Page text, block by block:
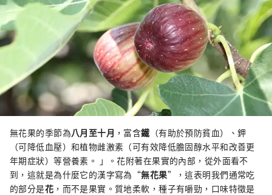
無花果的季節為八月至十月 ，富含鐵 （有助於預防貧血）、鉀
（可降低血壓）和植物雌激素（可有效降低膽固醇水平和改善更
年期症狀）等營養素。 」。花附著在果實的內部，從外面看不
到，這就是為什麼它的漢字寫為“無花果”，這表明我們通常吃
的部分是花 ，而不是果實。質地柔軟，種子有嚼勁，口味特徵是